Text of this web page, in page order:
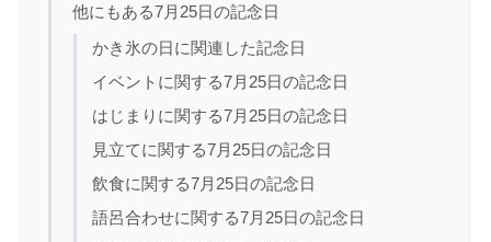
他にもある7月25日の記念日
かき氷の日に関連した記念日
イベントに関する7月25日の記念日
はじまりに関する7月25日の記念日
見立てに関する7月25日の記念日
飲食に関する7月25日の記念日
語呂合わせに関する7月25日の記念日